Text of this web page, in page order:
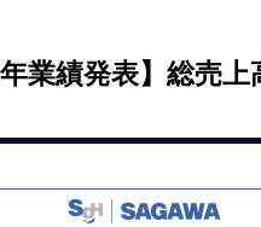
業績発表】総売